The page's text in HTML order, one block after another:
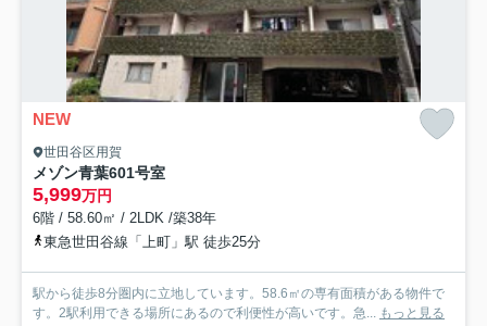
NEW
世田谷区用賀
メゾン青葉601号室
5,999万円
6階 / 58.60㎡ / 2LDK /築38年
東急世田谷線「上町」駅 徒歩25分
駅から徒歩8分圏内に立地しています。58.6㎡の専有面積がある物件で
す。2駅利用できる場所にあるので利便性が高いです。急... もっと見る